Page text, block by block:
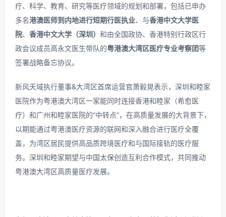
疗、科学、教育、研究等医疗领域的规划和部署，包括已申办
多名港澳医师到内地进行短期行医执业、与香港中文大学医
院、 香港中文大学 （深圳） 和由全国政协、香港特别行政区行
政会议成员高永文医生带队的粤港澳大湾区医疗专业考察团等
签署战略备忘协议。
新风天域执行董事&大湾区首席运营官萧毅晃表示，深圳和睦家
医院作为粤港澳大湾区一家能同时连接香港和睦家（希愈医
疗）和广州和睦家医院的“中转点”，在高质量发展的大背景下，
以期能通过粤港澳医疗资源的联网和深入融合进行医疗全覆
盖，为湾区居民提供高品质跨境医疗和与国际接轨的医疗服
务。深圳和睦家期望与中国太保创造互利合作模式，共同推动
粤港澳大湾区高质量医疗发展。